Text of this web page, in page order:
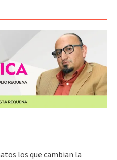
los que cambian la